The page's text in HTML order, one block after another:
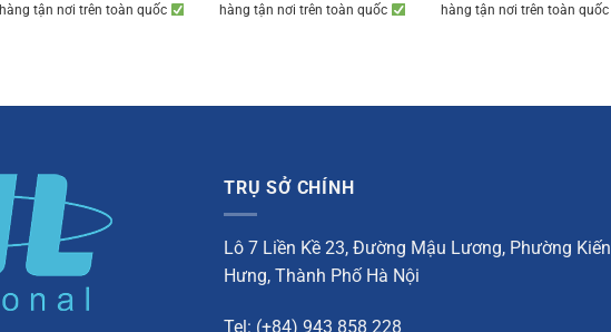
hàng tận nơi trên toàn quốc
hàng tận nơi trên toàn quốc
hàng tận nơi trên toàn quốc
TRỤ SỞ CHÍNH
Lô 7 Liền Kề 23, Đường Mậu Lương, Phường Kiến
Hưng, Thành Phố Hà Nội
Tel: (+84) 943 858 228